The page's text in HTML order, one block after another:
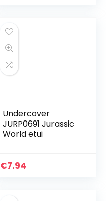
Undercover
JURP0691 Jurassic
World etui
€7.94